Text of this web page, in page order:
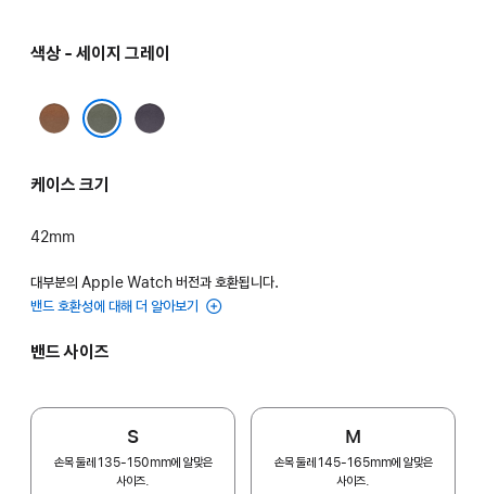
색상 - 세이지 그레이
캐러멜
미드나이트
케이스 크기
42mm
대부분의 Apple Watch 버전과 호환됩니다.
밴드 호환성에 대해 더 알아보기
밴드 사이즈
S
손목 둘레 135-150mm에 알맞은
사이즈.
M
손목 둘레 145-165mm에 알맞은
사이즈.